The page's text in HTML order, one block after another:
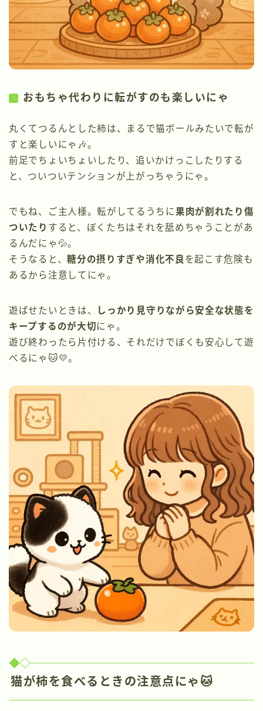
おもちゃ代わりに転がすのも楽しいにゃ
丸くてつるんとした柿は、まるで猫ボールみたいで転が
すと楽しいにゃ🎶。
前足でちょいちょいしたり、追いかけっこしたりする
と、ついついテンションが上がっちゃうにゃ。
でもね、ご主人様。転がしてるうちに果肉が割れたり傷
ついたり すると、ぼくたちはそれを舐めちゃうことがあ
るんだにゃ💦。
そうなると、糖分の摂りすぎや消化不良 を起こす危険も
あるから注意してにゃ。
遊ばせたいときは、
しっかり見守りながら安全な状態を
キープするのが大切にゃ。
遊び終わったら片付ける、それだけでぼくも安心して遊
べるにゃ🐱💛。
猫が柿を食べるときの注意点にゃ🐱